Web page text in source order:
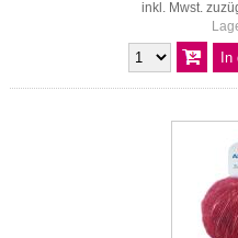
inkl. Mwst.